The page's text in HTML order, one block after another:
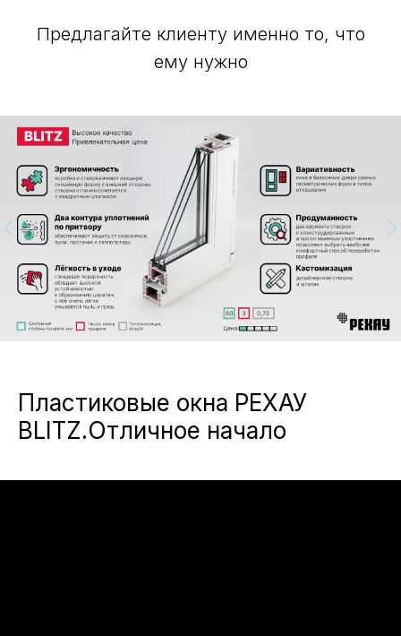
Предлагайте клиенту именно то, что
ему нужно
Пластиковые окна РЕХАУ
BLITZ.Отличное начало